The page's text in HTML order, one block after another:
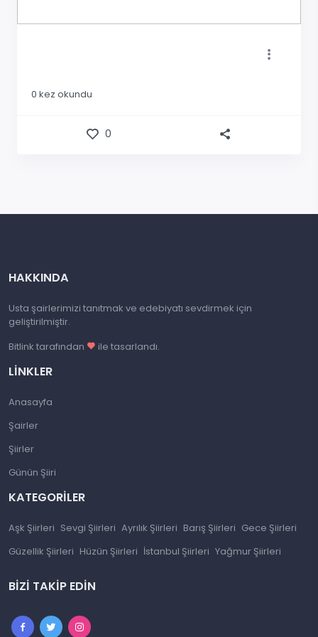
0 kez okundu
0
HAKKINDA
Usta şairlerimizi tanıtmak ve edebiyatı sevdirmek için
geliştirilmiştir.
Bitlink tarafından
ile tasarlandı.
LINKLER
Anasayfa
Şairler
Şiirler
Günün Şiiri
KATEGORILER
Aşk Şiirleri Sevgi Şiirleri Ayrılık Şiirleri Barış Şiirleri Gece Şiirleri
Güzellik Şiirleri Hüzün Şiirleri İstanbul Şiirleri Yağmur Şiirleri
BIZI TAKIP EDIN